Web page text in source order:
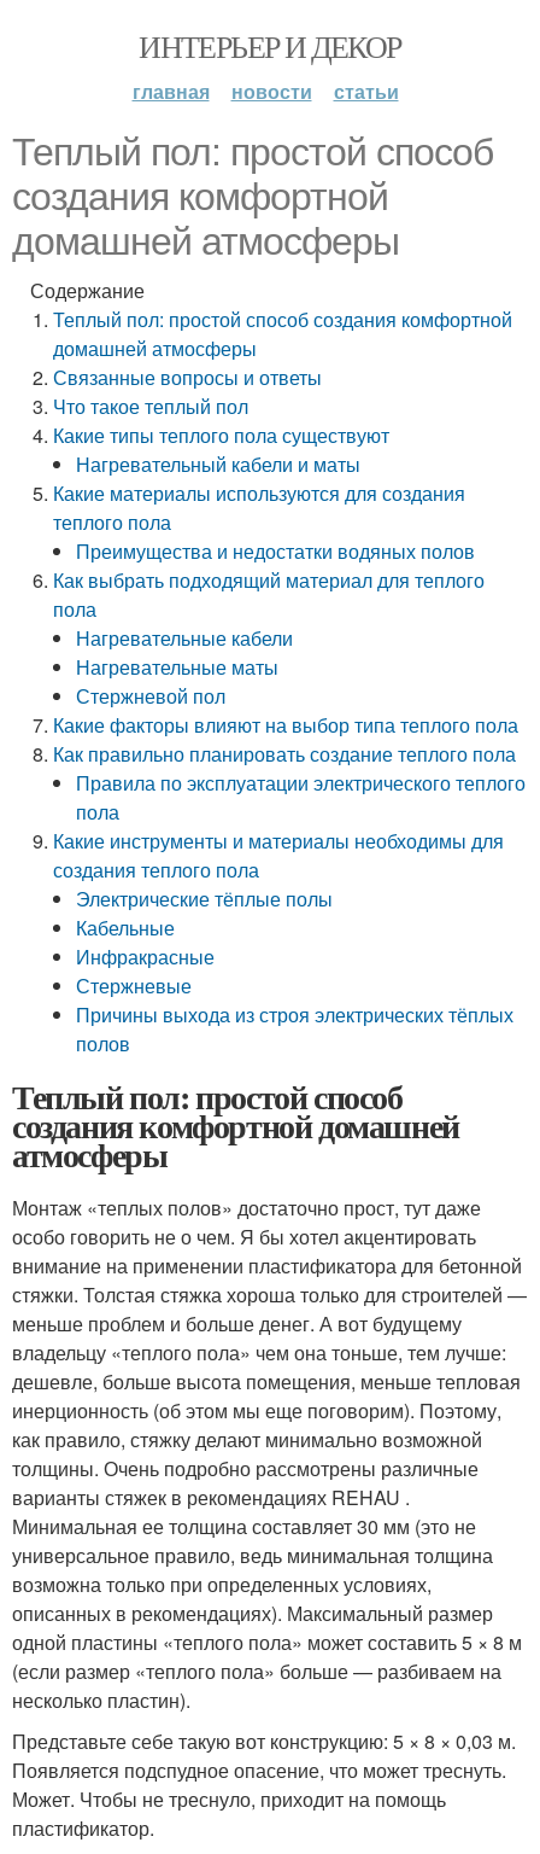
ИНТЕРЬЕР И ДЕКОР
главная новости статьи
Теплый пол: простой способ
создания комфортной
домашней атмосферы
Содержание
Теплый пол: простой способ создания комфортной
домашней атмосферы
Связанные вопросы и ответы
Что такое теплый пол
Какие типы теплого пола существуют
Нагревательный кабели и маты
Какие материалы используются для создания
теплого пола
Преимущества и недостатки водяных полов
Как выбрать подходящий материал для теплого
пола
Нагревательные кабели
Нагревательные маты
Стержневой пол
Какие факторы влияют на выбор типа теплого пола
Как правильно планировать создание теплого пола
Правила по эксплуатации электрического теплого
пола
Какие инструменты и материалы необходимы для
создания теплого пола
Электрические тёплые полы
Кабельные
Инфракрасные
Стержневые
Причины выхода из строя электрических тёплых
полов
Теплый пол: простой способ
создания комфортной домашней
атмосферы
Монтаж «теплых полов» достаточно прост, тут даже
особо говорить не о чем. Я бы хотел акцентировать
внимание на применении пластификатора для бетонной
стяжки. Толстая стяжка хороша только для строителей —
меньше проблем и больше денег. А вот будущему
владельцу «теплого пола» чем она тоньше, тем лучше:
дешевле, больше высота помещения, меньше тепловая
инерционность (об этом мы еще поговорим). Поэтому,
как правило, стяжку делают минимально возможной
толщины. Очень подробно рассмотрены различные
варианты стяжек в рекомендациях REHAU .
Минимальная ее толщина составляет 30 мм (это не
универсальное правило, ведь минимальная толщина
возможна только при определенных условиях,
описанных в рекомендациях). Максимальный размер
одной пластины «теплого пола» может составить 5 × 8 м
(если размер «теплого пола» больше — разбиваем на
несколько пластин).
Представьте себе такую вот конструкцию: 5 × 8 × 0,03 м.
Появляется подспудное опасение, что может треснуть.
Может. Чтобы не треснуло, приходит на помощь
пластификатор.